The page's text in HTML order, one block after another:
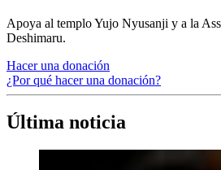
Apoya al templo Yujo Nyusanji y a la
Deshimaru.
Hacer una donación
¿Por qué hacer una donación?
Última noticia